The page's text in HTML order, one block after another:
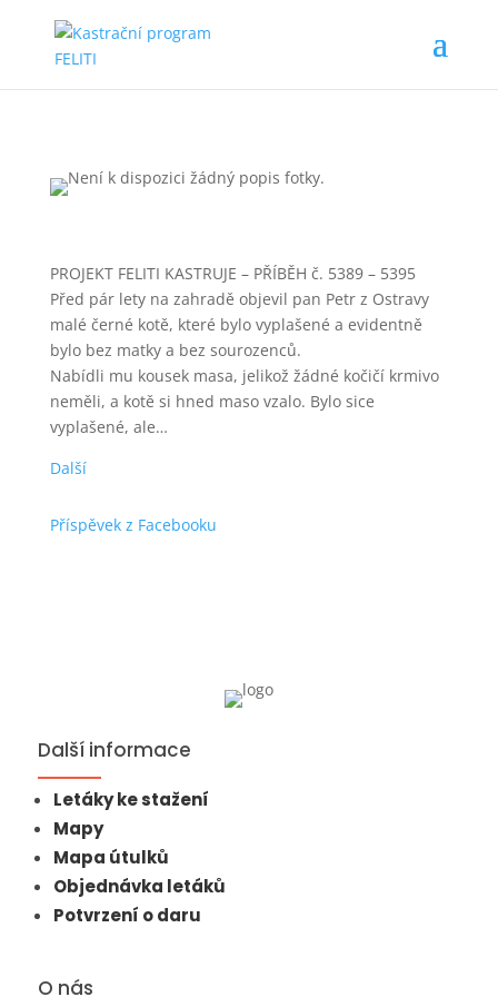
PROJEKT FELITI KASTRUJE – PŘÍBĚH č. 5389 – 5395
Před pár lety na zahradě objevil pan Petr z Ostravy
malé černé kotě, které bylo vyplašené a evidentně
bylo bez matky a bez sourozenců.
Nabídli mu kousek masa, jelikož žádné kočičí krmivo
neměli, a kotě si hned maso vzalo. Bylo sice
vyplašené, ale…
Další
Příspěvek z Facebooku
Další informace
Letáky ke stažení
Mapy
Mapa útulků
Objednávka letáků
Potvrzení o daru
O nás